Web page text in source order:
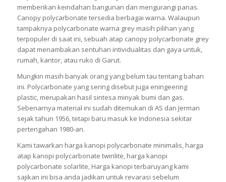
memberikan keindahan bangunan dan mengurangi panas.
Canopy polycarbonate tersedia berbagai warna. Walaupun
tampaknya polycarbonate warna grey masih pilihan yang
terpopuler di saat ini, sebuah atap canopy polycarbonate grey
dapat menambakan sentuhan intividualitas dan gaya untuk,
rumah, kantor, atau ruko di Garut.
Mungkin masih banyak orang yang belum tau tentang bahan
ini. Polycarbonate yang sering disebut juga eningeering
plastic, merupakan hasil sintesa minyak bumi dan gas.
Sebenarnya material ini sudah ditemukan di AS dan Jerman
sejak tahun 1956, tetapi baru masuk ke Indonesia sekitar
pertengahan 1980-an.
Kami tawarkan harga kanopi polycarbonate minimalis, harga
atap kanopi polycarbonate twinlite, harga kanopi
polycarbonate solarlite, Harga kanopi terbaruyang kami
sajikan ini bisa anda jadikan untuk revarasi sebelum